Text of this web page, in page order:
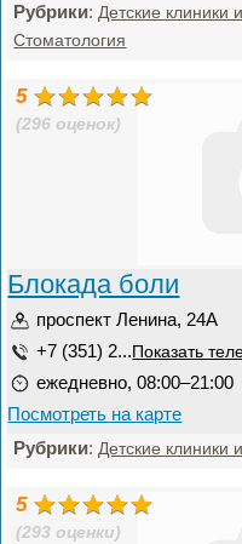
Рубрики: Детские клиники
Стоматология
5
(296 оценок)
Блокада боли
проспект Ленина, 24А
+7 (351) 2... Показать
ежедневно, 08:00–21:00
Посмотреть на карте
Рубрики: Детские клиники
5
(293 оценки)